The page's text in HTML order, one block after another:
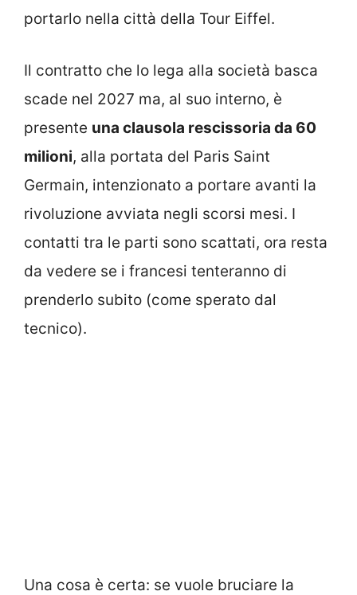
portarlo nella città della Tour Eiffel.
Il contratto che lo lega alla società basca
scade nel 2027 ma, al suo interno, è
presente una clausola rescissoria da 60
milioni, alla portata del Paris Saint
Germain, intenzionato a portare avanti la
rivoluzione avviata negli scorsi mesi. I
contatti tra le parti sono scattati, ora resta
da vedere se i francesi tenteranno di
prenderlo subito (come sperato dal
tecnico).
Una cosa è certa: se vuole bruciare la